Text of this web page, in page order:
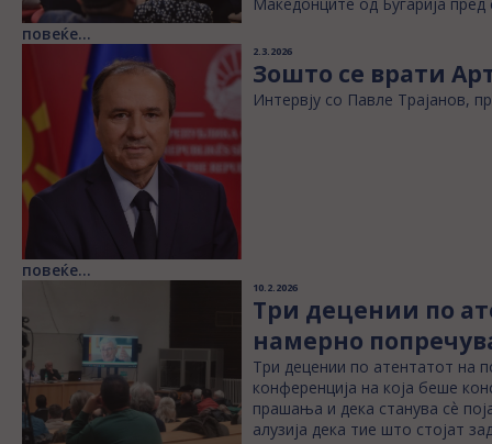
повеќе...
2.3.2026
Зошто се врати
Интервју со Павле Трајанов,
повеќе...
10.2.2026
Три децении по
намерно
Три децении по атентатот на
конференција на која беше
прашања и дека станува сѐ
алузија дека тие што стојат